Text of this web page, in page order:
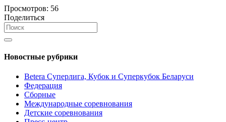
Просмотров: 56
Поделиться
Новостные рубрики
Betera Суперлига, Кубок и Суперкубок Беларуси
Федерация
Сборные
Международные соревнования
Детские соревнования